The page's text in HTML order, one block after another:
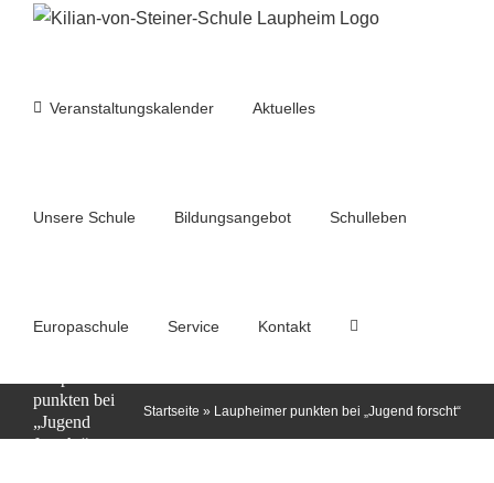
Veranstaltungskalender Aktuelles
Unsere Schule Bildungsangebot Schulleben
Europaschule Service Kontakt
punkten bei
„Jugend
forscht“
Startseite » Laupheimer punkten bei „Jugend forscht“